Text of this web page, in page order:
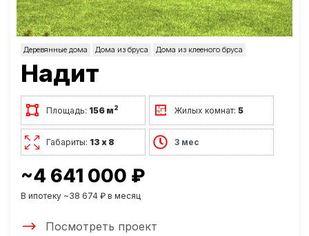
Деревянные дома Дома из бруса Дома из клееного бруса
Надит
Площадь: 156 м2 Жилых комнат:5
Габариты: 13 х 8 3 мес
~4 641 000 ₽
В ипотеку ~38 674 ₽ в месяц
Посмотреть проект